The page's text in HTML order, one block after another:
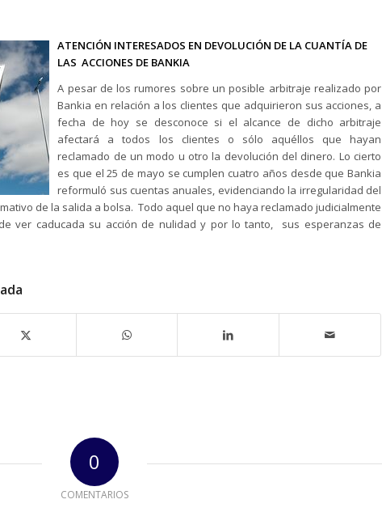
ATENCIÓN INTERESADOS EN DEVOLUCIÓN DE LA CUANTÍA DE
LAS ACCIONES DE BANKIA
A pesar de los rumores sobre un posible arbitraje realizado por
Bankia en relación a los clientes que adquirieron sus acciones, a
fecha de hoy se desconoce si el alcance de dicho arbitraje
afectará a todos los clientes o sólo aquéllos que hayan
reclamado de un modo u otro la devolución del dinero. Lo cierto
es que el 25 de mayo se cumplen cuatro años desde que Bankia
reformuló sus cuentas anuales, evidenciando la irregularidad del
de la salida a bolsa. Todo aquel que no haya reclamado judicialmente
ver caducada su acción de nulidad y por lo tanto, sus esperanzas de
0
COMENTARIOS